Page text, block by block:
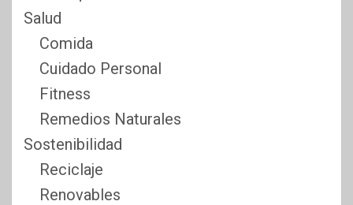
Salud
Comida
Cuidado Personal
Fitness
Remedios Naturales
Sostenibilidad
Reciclaje
Renovables